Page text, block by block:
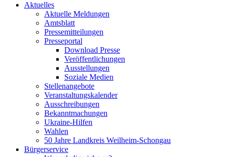
Aktuelles
Aktuelle Meldungen
Amtsblatt
Pressemitteilungen
Presseportal
Download Presse
Veröffentlichungen
Ausstellungen
Soziale Medien
Stellenangebote
Veranstaltungskalender
Ausschreibungen
Bekanntmachungen
Ukraine-Hilfen
Wahlen
50 Jahre Landkreis Weilheim-Schongau
Bürgerservice